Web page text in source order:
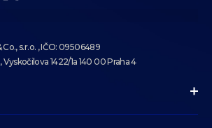
s.r.o. , IČO: 09506489
1422/1a 140 00 Praha 4